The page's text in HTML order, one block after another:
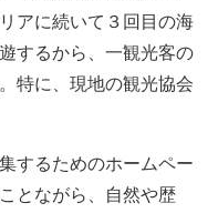
アに続いて３回目の海
するから、一観光客の
特に、現地の観光協会
するためのホームペー
とながら、自然や歴